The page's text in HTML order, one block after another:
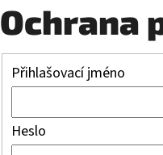
Ochrana
Přihlašovací jméno
Heslo